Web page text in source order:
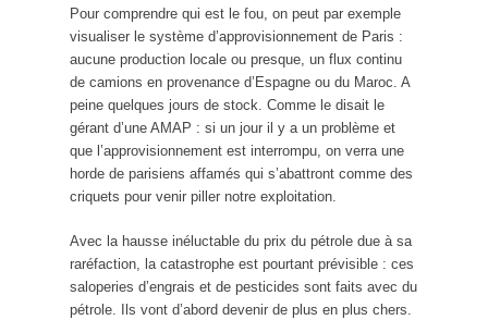
Pour comprendre qui est le fou, on peut par exemple
visualiser le système d’approvisionnement de Paris :
aucune production locale ou presque, un flux continu
de camions en provenance d’Espagne ou du Maroc. A
peine quelques jours de stock. Comme le disait le
gérant d’une AMAP : si un jour il y a un problème et
que l’approvisionnement est interrompu, on verra une
horde de parisiens affamés qui s’abattront comme des
criquets pour venir piller notre exploitation.
Avec la hausse inéluctable du prix du pétrole due à sa
raréfaction, la catastrophe est pourtant prévisible : ces
saloperies d’engrais et de pesticides sont faits avec du
pétrole. Ils vont d’abord devenir de plus en plus chers.